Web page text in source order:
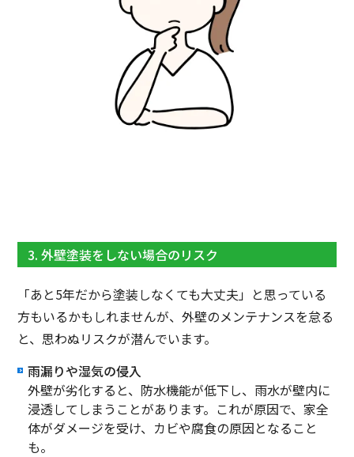
3. 外壁塗装をしない場合のリスク
「あと5年だから塗装しなくても大丈夫」と思っている
方もいるかもしれませんが、外壁のメンテナンスを怠る
と、思わぬリスクが潜んでいます。
雨漏りや湿気の侵入
外壁が劣化すると、防水機能が低下し、雨水が壁内に
浸透してしまうことがあります。これが原因で、家全
体がダメージを受け、カビや腐食の原因となること
も。